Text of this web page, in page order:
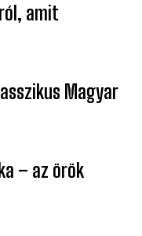
amit
Magyar
– az örök